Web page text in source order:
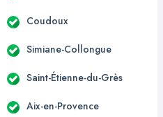
Coudoux
Simiane-Collongue
Saint-Étienne-du-Grès
Aix-en-Provence